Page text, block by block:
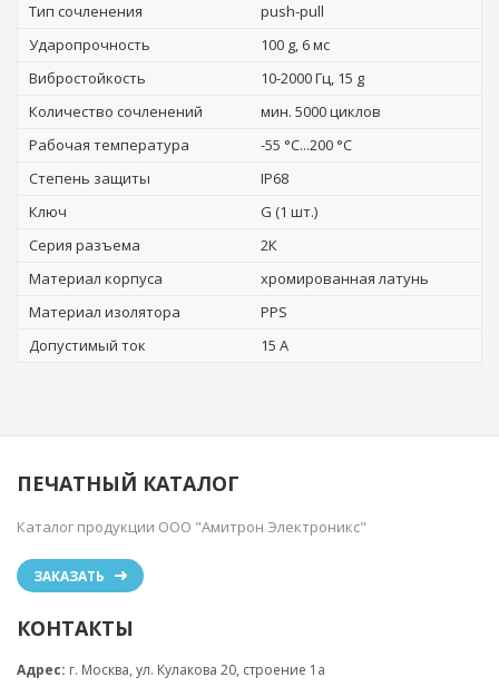
Тип сочленения
push-pull
Ударопрочность
100 g, 6 мс
Вибростойкость
10-2000 Гц, 15 g
Количество сочленений
мин. 5000 циклов
Рабочая температура
-55 °C...200 °C
Степень защиты
IP68
Ключ
G (1 шт.)
Серия разъема
2К
Материал корпуса
хромированная латунь
Материал изолятора
PPS
Допустимый ток
15 А
ПЕЧАТНЫЙ КАТАЛОГ
Каталог продукции ООО "Амитрон Электроникс"
ЗАКАЗАТЬ
КОНТАКТЫ
Адрес: г. Москва, ул. Кулакова 20, строение 1a